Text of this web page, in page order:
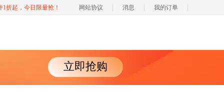
折起，今日限量抢！ 网站协议 消息 我的订单
立即抢购